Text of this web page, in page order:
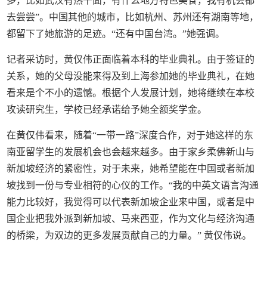
去尝尝”。中国其他的城市，比如杭州、苏州还有湖南等地，
都留下了她旅游的足迹。“还有中国台湾。”她强调。
记者采访时，黄仅伟正面临着本科的毕业典礼。由于签证的
关系，她的父母没能来得及到上海参加她的毕业典礼，在她
看来是个不小的遗憾。根据个人发展计划，她将继续在本校
攻读研究生，学校已经承诺给予她全额奖学金。
在黄仅伟看来，随着“一带一路”深度合作，对于她这样的东
南亚留学生的发展机会也会越来越多。由于家乡柔佛新山与
新加坡经济的紧密性，对于未来，她希望能在中国或者新加
坡找到一份与专业相符的心仪的工作。“我的中英文语言沟通
能力比较好，我觉得可以代表新加坡企业来中国，或者是中
国企业把我外派到新加坡、马来西亚，作为文化与经济沟通
的桥梁，为双边的更多发展贡献自己的力量。” 黄仅伟说。